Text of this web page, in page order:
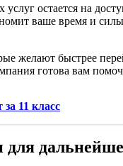
остается на
ваше время и
желают быстрее
готова вам
за 11 класс
для